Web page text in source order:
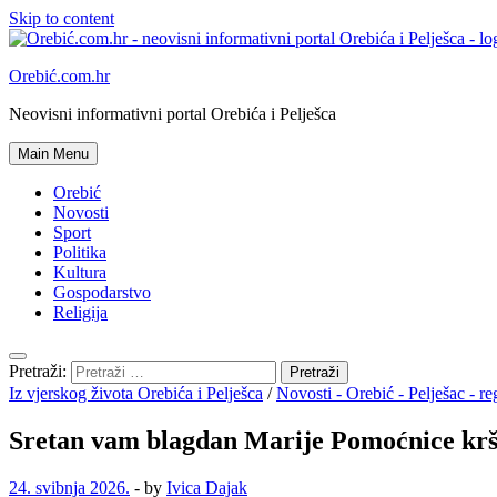
Skip to content
Orebić.com.hr
Neovisni informativni portal Orebića i Pelješca
Main Menu
Orebić
Novosti
Sport
Politika
Kultura
Gospodarstvo
Religija
Pretraži:
Iz vjerskog života Orebića i Pelješca /Novosti - Orebić - Pelješac -
Sretan vam blagdan Marije Pomoćnice
24. svibnja 2026. - by Ivica Dajak